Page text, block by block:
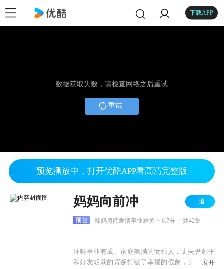
下载APP
数据获取失败，请检查网络之后重试
重试
预览播放中，打开优酷APP看高清完整版
妈妈向前冲 +追
预告 辣妈勇闯爱情事业难关 6.7分 共42集
汪晴事业有成、家庭美满的女强人，丈夫尹剑平
和好友胡莉的背叛打破了幸福的假象，女儿荳荳
展开